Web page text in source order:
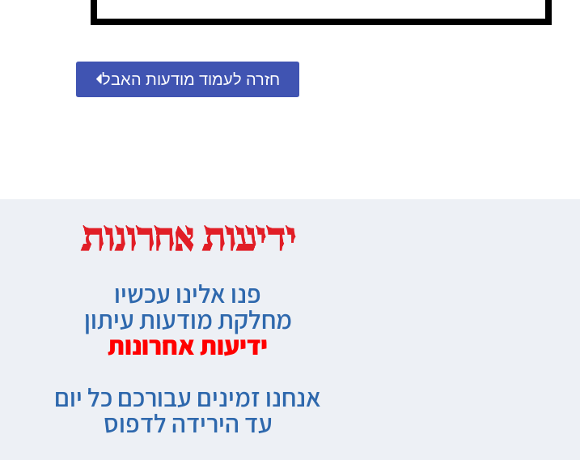
חזרה לעמוד מודעות האבל
פנו אלינו עכשיו
מחלקת מודעות עיתון
ידיעות אחרונות
אנחנו זמינים עבורכם כל יום
עד הירידה לדפוס